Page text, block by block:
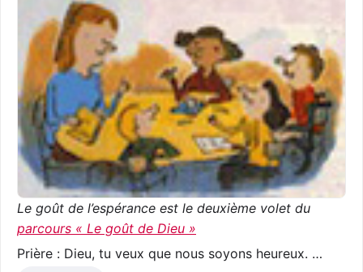
Le goût de l’espérance est le deuxième volet du
parcours « Le goût de Dieu »
Prière : Dieu, tu veux que nous soyons heureux. …